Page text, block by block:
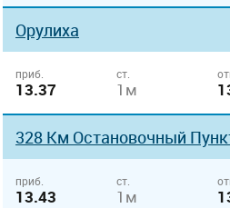
Орулиха
приб.
13.37
ст.
1м
328 Км Остановочный
приб.
13.43
ст.
1м